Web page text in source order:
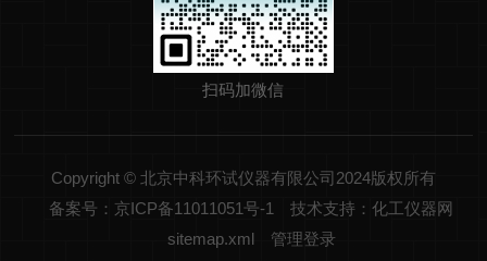
扫码加微信
Copyright © 北京中科环试仪器有限公司2024版权所有
备案号：京ICP备11011051号-1
技术支持：化工仪器网
sitemap.xml
管理登录